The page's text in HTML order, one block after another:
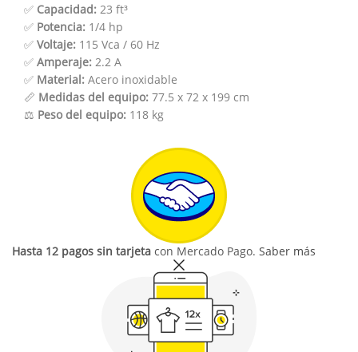
✅ Capacidad: 23 ft³
✅ Potencia: 1/4 hp
✅ Voltaje: 115 Vca / 60 Hz
✅ Amperaje: 2.2 A
✅ Material: Acero inoxidable
📏 Medidas del equipo: 77.5 x 72 x 199 cm
⚖️ Peso del equipo: 118 kg
Hasta 12 pagos sin tarjeta con Mercado Pago. Saber más